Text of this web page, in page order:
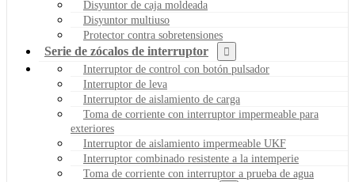
Disyuntor de caja moldeada
Disyuntor multiuso
Protector contra sobretensiones
Serie de zócalos de interruptor
Interruptor de control con botón pulsador
Interruptor de leva
Interruptor de aislamiento de carga
Toma de corriente con interruptor impermeable para
exteriores
Interruptor de aislamiento impermeable UKF
Interruptor combinado resistente a la intemperie
Toma de corriente con interruptor a prueba de agua